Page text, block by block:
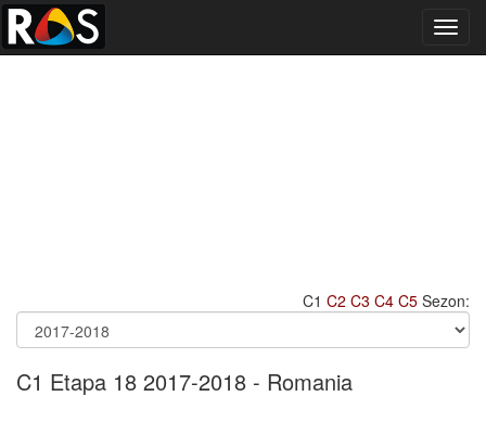
C1 C2 C3 C4 C5 Sezon:
C1 Etapa 18 2017-2018 - Romania